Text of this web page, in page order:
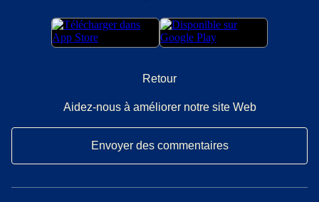
Retour
Aidez-nous à améliorer notre site Web
Envoyer des commentaires